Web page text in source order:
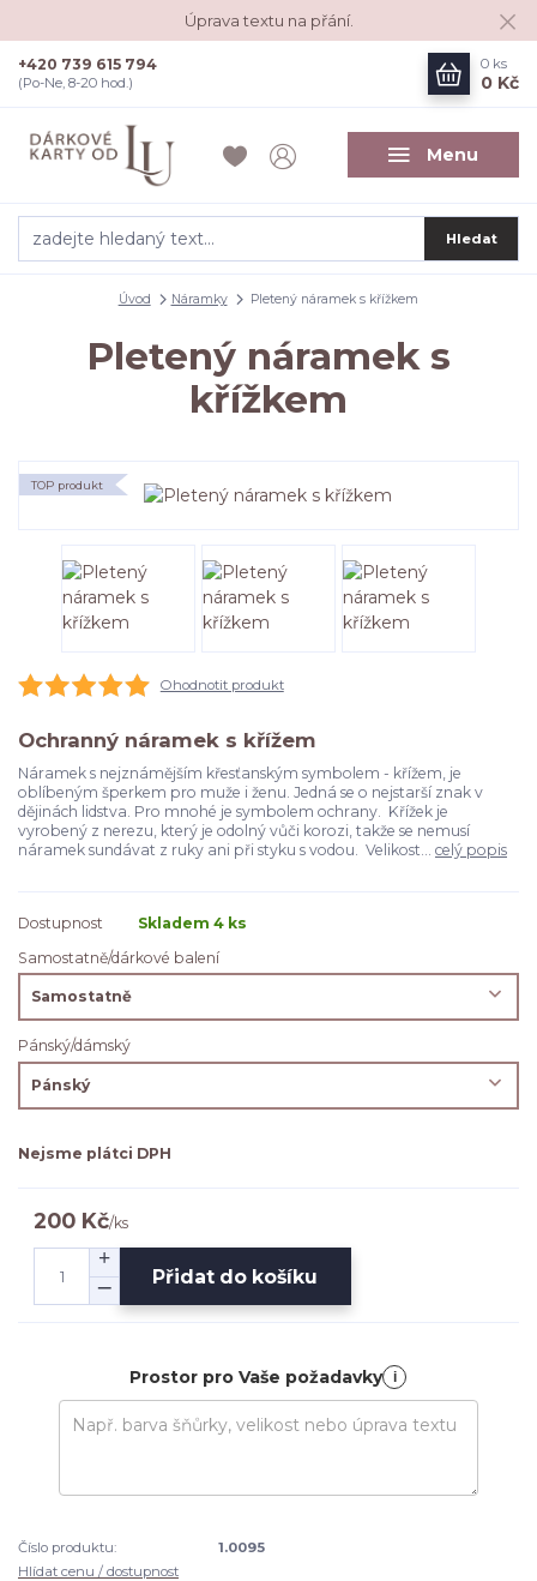
Úprava textu na přání.
Menu
Hledat
+420 739 615 794
(Po-Ne, 8-20 hod.)
0 ks
0 Kč
Úvod Náramky Pletený náramek s křížkem
Pletený náramek s
křížkem
TOP produkt
Ohodnotit produkt
Ochranný náramek s křížem
Náramek s nejznámějším křesťanským symbolem - křížem, je
oblíbeným šperkem pro muže i ženu. Jedná se o nejstarší znak v
dějinách lidstva. Pro mnohé je symbolem ochrany. Křížek je
vyrobený z nerezu, který je odolný vůči korozi, takže se nemusí
náramek sundávat z ruky ani při styku s vodou. Velikost... celý popis
Dostupnost
Skladem 4 ks
Samostatně/dárkové balení
Pánský/dámský
Nejsme plátci DPH
200 Kč/ks
Přidat do košíku
Prostor pro Vaše požadavky i
Číslo produktu:
1.0095
Hlídat cenu / dostupnost